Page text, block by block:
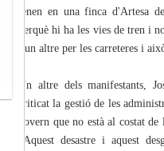
tenen en una finca d'Artesa
perquè hi ha les vies de tren i
i un altre per les carreteres i
Un altre dels manifestants,
criticat la gestió de les
govern que no està al costat
"Aquest desastre i aquest